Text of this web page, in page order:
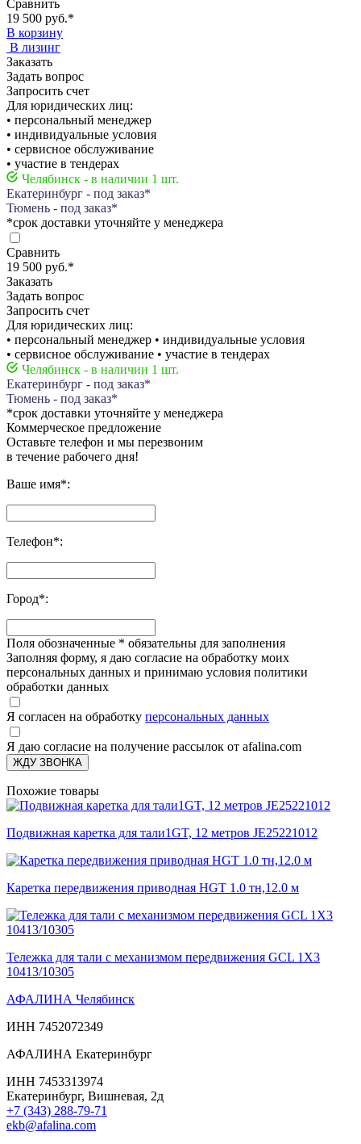
Сравнить
19 500 руб.*
В корзину
В лизинг
Заказать
Задать вопрос
Запросить счет
Для юридических лиц:
• персональный менеджер
• индивидуальные условия
• сервисное обслуживание
• участие в тендерах
Челябинск - в наличии 1 шт.
Екатеринбург - под заказ*
Тюмень - под заказ*
*срок доставки уточняйте у менеджера
Сравнить
19 500 руб.*
Заказать
Задать вопрос
Запросить счет
Для юридических лиц:
• персональный менеджер • индивидуальные условия
• сервисное обслуживание • участие в тендерах
Челябинск - в наличии 1 шт.
Екатеринбург - под заказ*
Тюмень - под заказ*
*срок доставки уточняйте у менеджера
Коммерческое предложение
Оставьте телефон и мы перезвоним
в течение рабочего дня!
Ваше имя*:
Телефон*:
Город*:
Поля обозначенные * обязательны для заполнения
Заполняя форму, я даю согласие на обработку моих
персональных данных и принимаю условия политики
обработки данных
Я согласен на обработку персональных данных
Я даю согласие на получение рассылок от afalina.com
ЖДУ ЗВОНКА
Похожие товары
Подвижная каретка для тали1GT, 12 метров JE25221012
Каретка передвижения приводная HGT 1.0 тн,12.0 м
Тележка для тали с механизмом передвижения GCL 1Х3
10413/10305
АФАЛИНА Челябинск
ИНН 7452072349
АФАЛИНА Екатеринбург
ИНН 7453313974
Екатеринбург, Вишневая, 2д
+7 (343) 288-79-71
ekb@afalina.com